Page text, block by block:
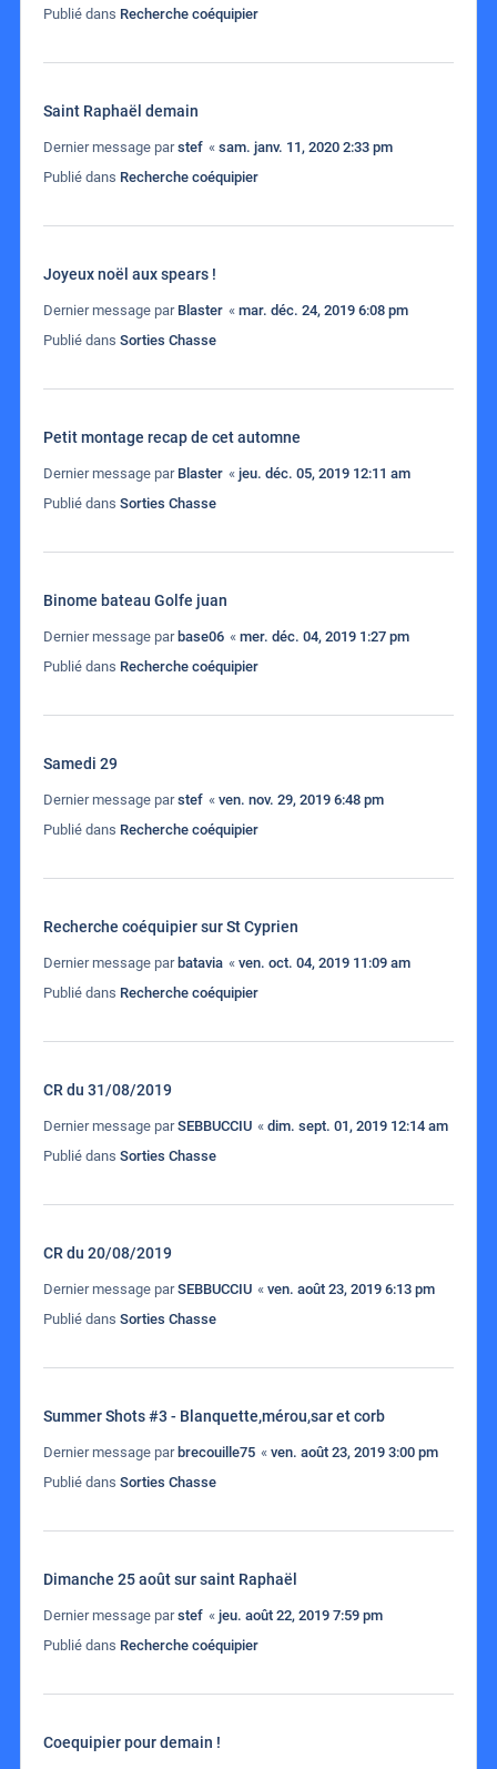
Publié dans Recherche coéquipier
Saint Raphaël demain
Dernier message parstef « sam. janv. 11, 2020 2:33 pm
Publié dans Recherche coéquipier
Joyeux noël aux spears !
Dernier message par Blaster « mar. déc. 24, 2019 6:08 pm
Publié dans Sorties Chasse
Petit montage recap de cet automne
Dernier message par Blaster « jeu. déc. 05, 2019 12:11 am
Publié dans Sorties Chasse
Binome bateau Golfe juan
Dernier message par base06 « mer. déc. 04, 2019 1:27 pm
Publié dans Recherche coéquipier
Samedi 29
Dernier message parstef « ven. nov. 29, 2019 6:48 pm
Publié dans Recherche coéquipier
Recherche coéquipier sur St Cyprien
Dernier message par batavia « ven. oct. 04, 2019 11:09 am
Publié dans Recherche coéquipier
CR du 31/08/2019
Dernier message parSEBBUCCIU « dim. sept. 01, 2019 12:14 am
Publié dans Sorties Chasse
CR du 20/08/2019
Dernier message parSEBBUCCIU « ven. août 23, 2019 6:13 pm
Publié dans Sorties Chasse
Summer Shots #3 - Blanquette,mérou,sar et corb
Dernier message par brecouille75 « ven. août 23, 2019 3:00 pm
Publié dans Sorties Chasse
Dimanche 25 août sur saint Raphaël
Dernier message parstef « jeu. août 22, 2019 7:59 pm
Publié dans Recherche coéquipier
Coequipier pour demain !